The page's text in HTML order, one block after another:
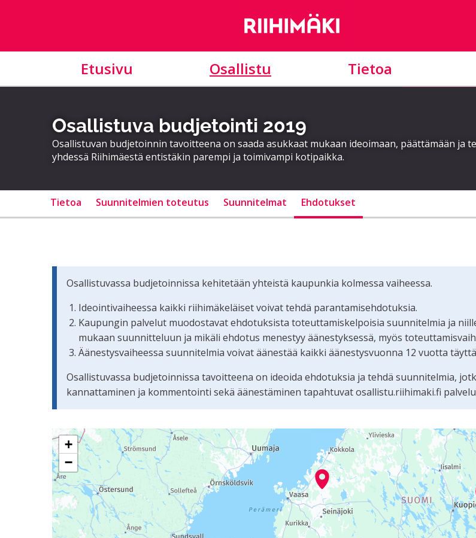
Etusivu Osallistu Tietoa
Osallistuva budjetointi 2019
Osallistuvan budjetoinnin tavoitteena on saada asukkaat mukaan ideoimaan, päättämään ja
yhdessä Riihimäestä entistäkin parempi ja toimivampi kotipaikka.
Tietoa Suunnitelmien toteutus Suunnitelmat Ehdotukset
Osallistuvassa budjetoinnissa kehitetään yhteistä kaupunkia kolmessa vaiheessa.
Ideointivaiheessa kaikki riihimäkeläiset voivat tehdä parantamisehdotuksia.
Kaupungin palvelut muodostavat ehdotuksista toteuttamiskelpoisia suunnitelmia ja
mukaan suunnitteluun ja mikäli ehdotus menestyy äänestyksessä, myös
Äänestysvaiheessa suunnitelmia voivat äänestää kaikki äänestysvuonna 12 vuotta
Osallistuvassa budjetoinnissa tavoitteena on ideoida ehdotuksia ja tehdä suunnitelmia,
kannattaminen ja kommentointi sekä äänestäminen tapahtuvat osallistu.riihimaki.fi
Seuraavassa elementissä on kartta, joka esittää tämän sivun tietueet karttapisteinä.
+
−